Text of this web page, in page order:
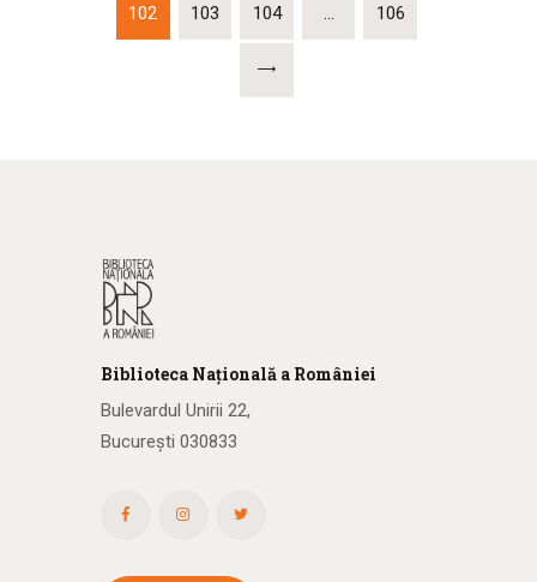
102 103 104 … 106
Biblioteca Națională a României
Bulevardul Unirii 22,
București 030833